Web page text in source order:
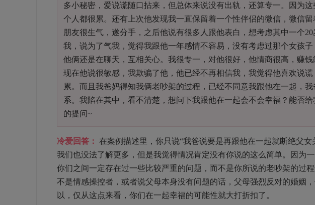
多小秘密，爱说谎随口拈来，但总体来说没有出轨，还算专一。因为
个人都很累。还有上次他发现我一直保留着一个性伴侣的微信，微信
朋友很生气，遂分手，之后他说有很多人跟他表白，想考虑其中一个
我，说为了气我，觉得我跟他一年感情不容易，没有考虑过那个女孩
他俩还是在聊天，互相关心。我很专一，对他很好，他情商很高，赚
现在他说很敏感，我欺骗了他，他已经不再相信我，我觉得他喜欢说
累。而且我爸妈得知我俩老吵架的过程，已经不同意我跟他在一起，
系。我陷在其中，看不清楚，想问下我跟他在一起会不会幸福？能否
的提问~
冷爱回答： 在案例描述里，你只说“我爸说要是再跟他在一起就断绝父女
我们也没法了解更多，但是我觉得情况肯定没有你说的这么简单。因为
你们之间一定存在过一些比较严重的问题，而不是你所说的老吵架的过
不是情感操控者，或者说父母本身没有问题的话，父母强烈反对的婚姻
以，仅从这点来看，你们在一起幸福的可能性就大打折扣了。